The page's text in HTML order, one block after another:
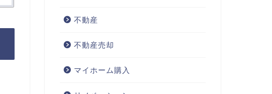
不動産
不動産売却
マイホーム購入